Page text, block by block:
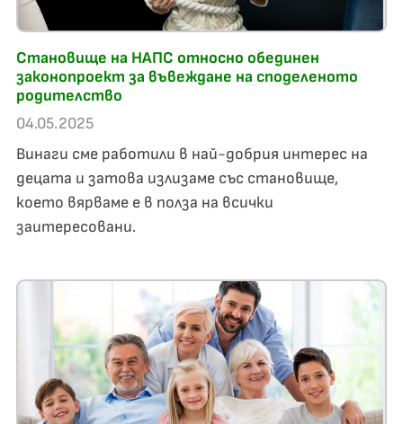
Становище на НАПС относно обединен
законoпроект за въвеждане на споделеното
родителство
04.05.2025
Винаги сме работили в най-добрия интерес на
децата и затова излизаме със становище,
което вярваме е в полза на всички
заитересовани.